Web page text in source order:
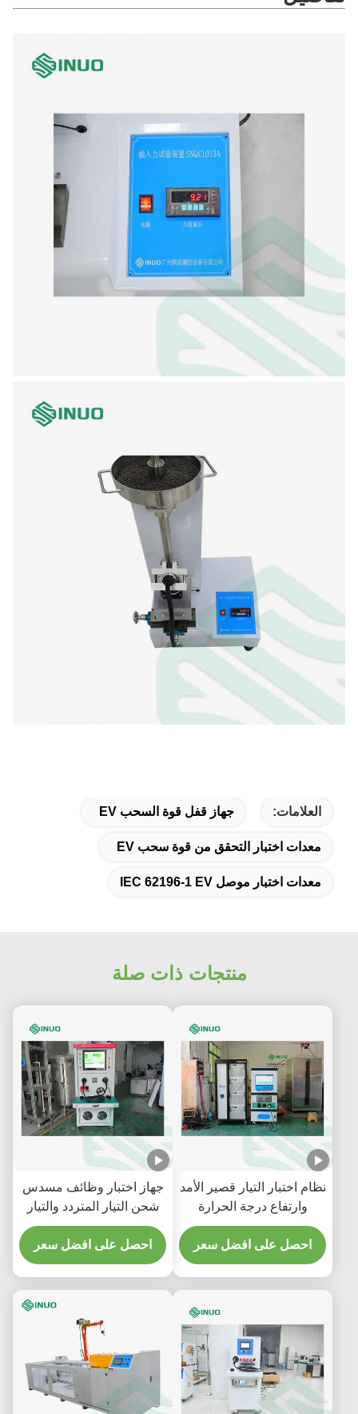
العلامات: جهاز قفل قوة السحب EV
معدات اختبار التحقق من قوة سحب EV
معدات اختبار موصل IEC 62196-1 EV
منتجات ذات صلة
نظام اختبار التيار قصير الأمد
وارتفاع درجة الحرارة
لموصلات المركبات
الكهربائية IEC 62196
احصل على افضل سعر
جهاز اختبار وظائف مسدس
شحن التيار المتردد والتيار
المستمر EV SNEQ08 | إيك
62196-1
احصل على افضل سعر